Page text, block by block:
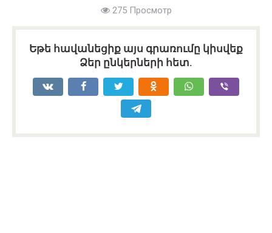
275 Просмотр
Եթե հավանեցիք այս գրառումը կիսվեք
Ձեր ընկերների հետ.